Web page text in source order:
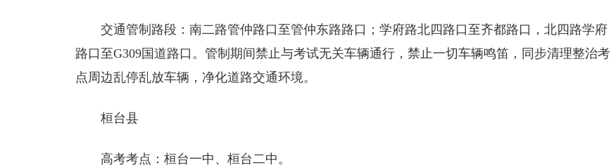
交通管制路段：南二路管仲路口至管仲东路路口；学府路北四路口至齐都路口，北四路学府
路口至G309国道路口。管制期间禁止与考试无关车辆通行，禁止一切车辆鸣笛，同步清理整治考
点周边乱停乱放车辆，净化道路交通环境。
桓台县
高考考点：桓台一中、桓台二中。